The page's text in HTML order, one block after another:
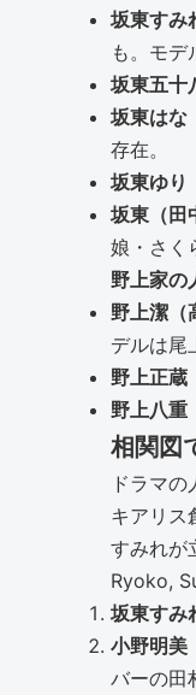
坂東すみ
も。モデ
坂東五十
坂東はな
存在。
坂東ゆり
坂東（田
娘・さく
野上家の
野上潔（
デルは尾
野上正蔵
野上八重
相関図
ドラマ
キアリス
すみれが
Ryoko,
坂東すみ
小野明美
バーの田